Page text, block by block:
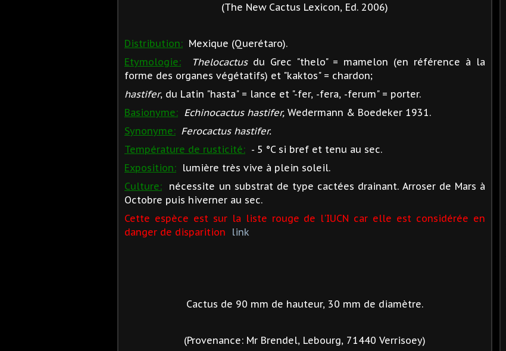
(The New Cactus Lexicon, Ed. 2006)
Distribution: Mexique (Querétaro).
Etymologie:
Thelocactusdu Grec "thelo" = mamelon (en référence à la
forme des organes végétatifs) et "kaktos" = chardon;
hastifer, du Latin "hasta" = lance et "-fer, -fera, -ferum" = porter.
Basionyme: Echinocactus hastifer, Wedermann & Boedeker 1931.
Synonyme: Ferocactus hastifer.
Température de rusticité: - 5 °C si bref et tenu au sec.
Exposition: lumière très vive à plein soleil.
Culture:
nécessite un substrat de type cactées drainant. Arroser de Mars à
Octobre puis hiverner au sec.
Cette espèce est sur la liste rouge de l'IUCN car elle est considérée en
danger de disparition
link
Cactus de 90 mm de hauteur, 30 mm de diamètre.
(Provenance: Mr Brendel, Lebourg, 71440 Verrisoey)